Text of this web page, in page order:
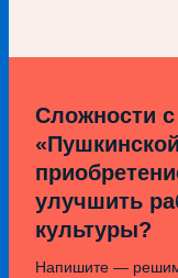
Сложности
улучшить
культуры?
Напишите —